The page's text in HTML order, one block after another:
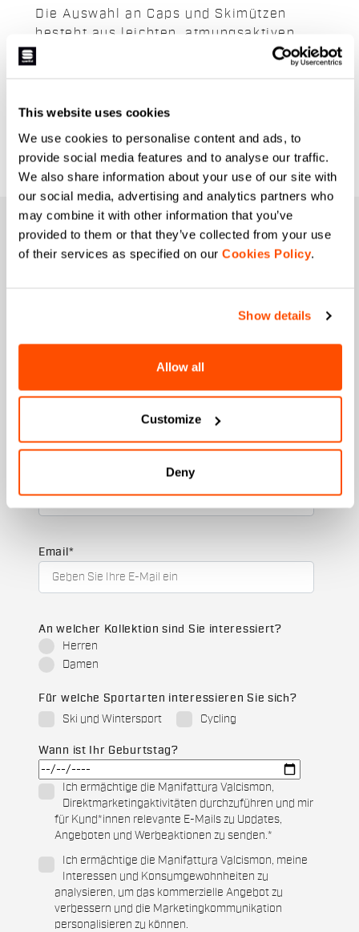
This website uses cookies
We use cookies to personalise content and ads, to
provide social media features and to analyse our traffic.
We also share information about your use of our site with
our social media, advertising and analytics partners who
may combine it with other information that you’ve
provided to them or that they’ve collected from your use
of their services as specified on our Cookies Policy.
Show details
Allow all
Customize
Deny
Die Auswahl an Caps und Skimützen
besteht aus leichten, atmungsaktiven
Stoffen, die den Kopf auch an den
stirnbändern ist ideal für das richtige
Wetterbedingungen im Winter.
WERDEN SIE MITGLIED DER
SPORTFUL-FAMILIE
Sonderpreisen.
+ 20% Rabatt als Geburtstagsgeschenk.
Vorname
Email *
An welcher Kollektion sind Sie interessiert?
Herren
Damen
Für welche Sportarten interessieren Sie sich?
Ski und Wintersport
Cycling
Wann ist Ihr Geburtstag?
Ich ermächtige die Manifattura Valcismon,
Direktmarketingaktivitäten durchzuführen und mir
für Kund*innen relevante E-Mails zu Updates,
Angeboten und Werbeaktionen zu senden.*
Ich ermächtige die Manifattura Valcismon, meine
Interessen und Konsumgewohnheiten zu
analysieren, um das kommerzielle Angebot zu
verbessern und die Marketingkommunikation
personalisieren zu können.